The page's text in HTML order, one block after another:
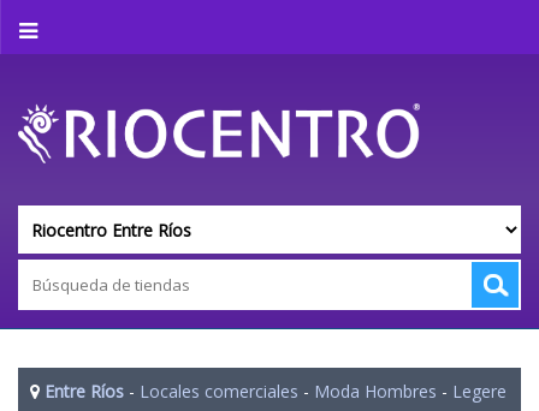
Entre Ríos - Locales comerciales - Moda Hombres - Legere